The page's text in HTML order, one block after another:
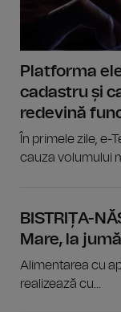
Platforma
cadastru și
redevină
În primele zile, e-
cauza volumului
BISTRIȚA-
Mare, la
Alimentarea cu
realizează cu...